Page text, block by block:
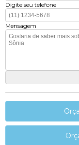
Digite seu telefone
Mensagem